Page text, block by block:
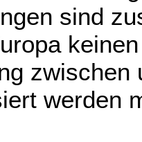
sind
zwischen
werden